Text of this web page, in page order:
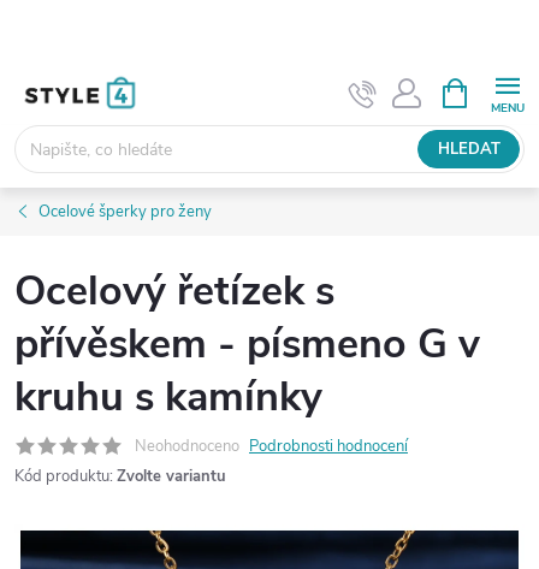
HLEDAT
NÁKUPNÍ
KOŠÍK
Ocelové šperky pro ženy
Ocelový řetízek s
přívěskem - písmeno G v
kruhu s kamínky
Neohodnoceno Podrobnosti hodnocení
Kód produktu: Zvolte variantu